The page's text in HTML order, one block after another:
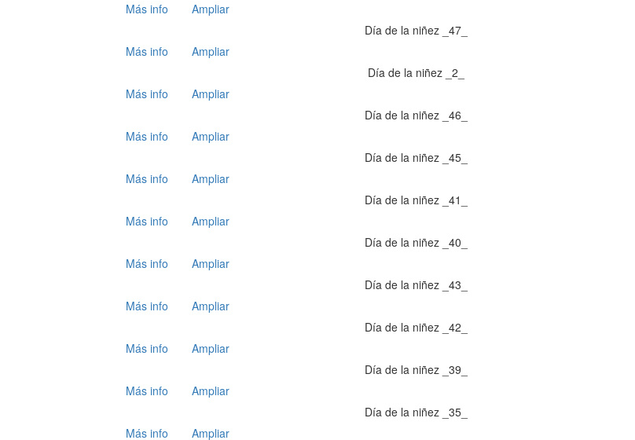
Más info
Ampliar
Día de la niñez _47_
Más info
Ampliar
Día de la niñez _2_
Más info
Ampliar
Día de la niñez _46_
Más info
Ampliar
Día de la niñez _45_
Más info
Ampliar
Día de la niñez _41_
Más info
Ampliar
Día de la niñez _40_
Más info
Ampliar
Día de la niñez _43_
Más info
Ampliar
Día de la niñez _42_
Más info
Ampliar
Día de la niñez _39_
Más info
Ampliar
Día de la niñez _35_
Más info
Ampliar